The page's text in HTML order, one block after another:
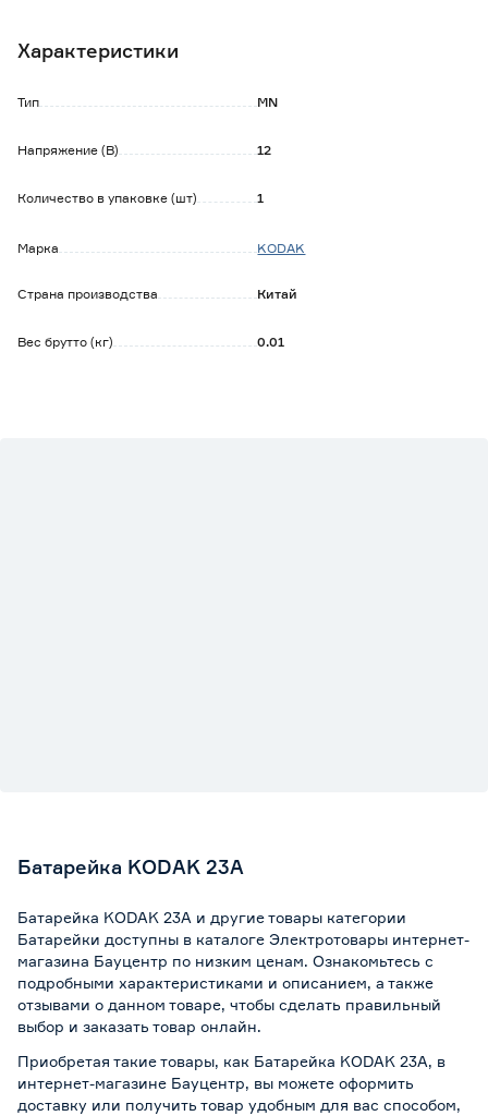
Характеристики
Тип MN
Напряжение (В) 12
Количество в упаковке (шт) 1
Марка KODAK
Страна производства Китай
Вес брутто (кг) 0.01
Батарейка KODAK 23A
Батарейка KODAK 23A и другие товары категории
Батарейки доступны в каталоге Электротовары интернет-
магазина Бауцентр по низким ценам. Ознакомьтесь с
подробными характеристиками и описанием, а также
отзывами о данном товаре, чтобы сделать правильный
выбор и заказать товар онлайн.
Приобретая такие товары, как Батарейка KODAK 23A, в
интернет-магазине Бауцентр, вы можете оформить
доставку или получить товар удобным для вас способом,